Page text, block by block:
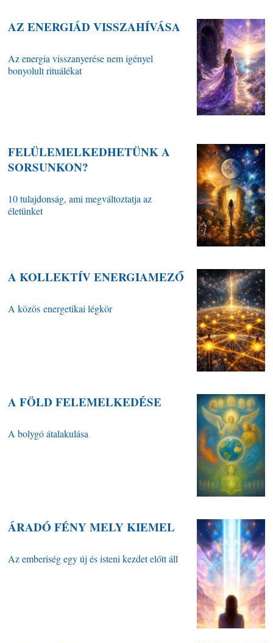
AZ ENERGIÁD VISSZAHÍVÁSA
Az energia visszanyerése nem igényel
bonyolult rituálékat
FELÜLEMELKEDHETÜNK A
SORSUNKON?
10 tulajdonság, ami megváltoztatja az
életünket
A KOLLEKTÍV ENERGIAMEZŐ
A közös energetikai légkör
A FÖLD FELEMELKEDÉSE
A bolygó átalakulása
ÁRADÓ FÉNY MELY KIEMEL
Az emberiség egy új és isteni kezdet előtt áll